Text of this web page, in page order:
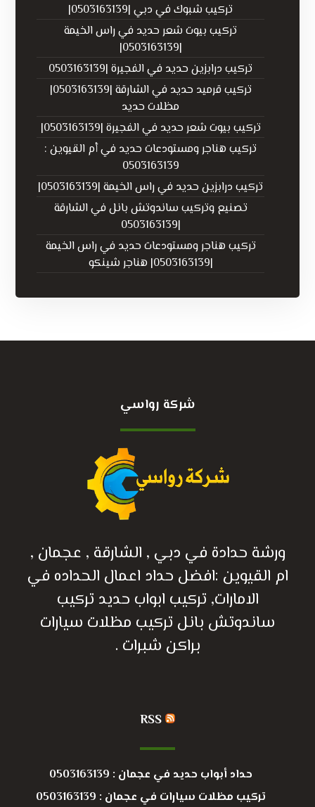
تركيب شبوك في دبي |0503163139|
تركيب بيوت شعر حديد في راس الخيمة
|0503163139|
تركيب درابزين حديد في الفجيرة |0503163139
تركيب قرميد حديد في الشارقة |0503163139|
مظلات حديد
تركيب بيوت شعر حديد في الفجيرة |0503163139|
تركيب هناجر ومستودعات حديد في أم القيوين :
0503163139
تركيب درابزين حديد في راس الخيمة |0503163139|
تصنيع وتركيب ساندوتش بانل في الشارقة
|0503163139
تركيب هناجر ومستودعات حديد في راس الخيمة
|0503163139| هناجر شينكو
شركة رواسي
ورشة حدادة في دبي , الشارقة , عجمان ,
ام القيوين :افضل حداد اعمال الحداده في
الامارات, تركيب ابواب حديد تركيب
ساندوتش بانل تركيب مظلات سيارات
براكن شبرات .
RSS
حداد أبواب حديد في عجمان : 0503163139
تركيب مظلات سيارات في عجمان : 0503163139